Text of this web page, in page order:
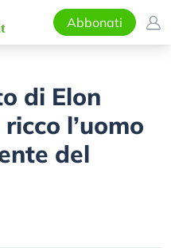
Abbonati
di Elon
l’uomo
del